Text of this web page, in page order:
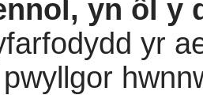
yn ôl y
yr
pwyllgor